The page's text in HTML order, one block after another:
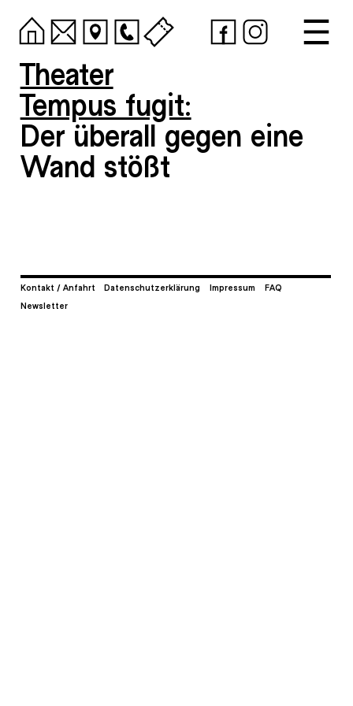
Theater
Tempus fugit:
Der überall gegen eine
Wand stößt
Kontakt / Anfahrt Datenschutzerklärung Impressum
FAQ
Newsletter